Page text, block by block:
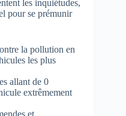
les inquiétudes,
pour se prémunir
la pollution en
les plus
allant de 0
extrêmement